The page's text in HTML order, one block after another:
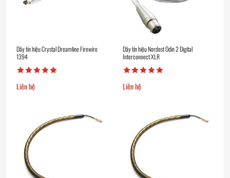
Dây tín hiệu Crystal Dreamline Firewire
1394
Liên hệ
Dây tín hiệu Nordost Odin 2 Digital
Interconnect XLR
Liên hệ